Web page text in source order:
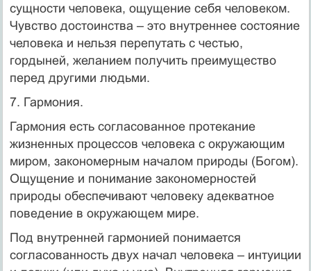
сущности человека, ощущение себя человеком.
Чувство достоинства – это внутреннее состояние
человека и нельзя перепутать с честью,
гордыней, желанием получить преимущество
перед другими людьми.
7. Гармония.
Гармония есть согласованное протекание
жизненных процессов человека с окружающим
миром, закономерным началом природы (Богом).
Ощущение и понимание закономерностей
природы обеспечивают человеку адекватное
поведение в окружающем мире.
Под внутренней гармонией понимается
согласованность двух начал человека – интуиции